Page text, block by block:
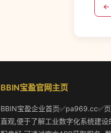
←
BBIN宝盈官网主页
BBIN宝盈企业首页✅pa969.cc✅
直观,便于了解工业数字化系统建